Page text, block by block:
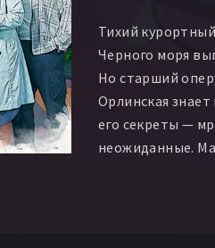
Тихий
Черного моря
Но старший
Орлинская знает
его секреты —
неожиданные.
службе, ее